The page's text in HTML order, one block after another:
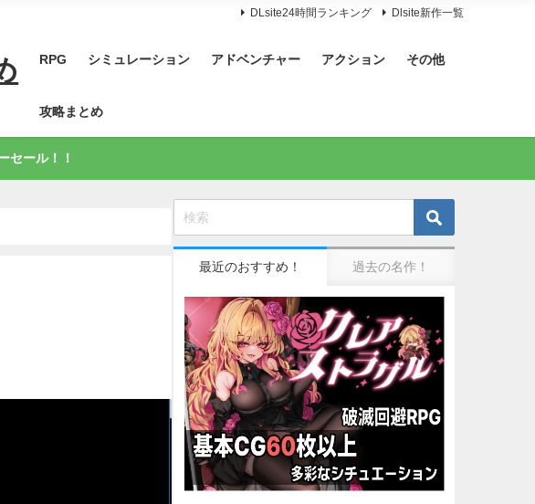
DLsite24時間ランキング Dlsite新作一覧
RPG シミュレーション アドベンチャー アクション その他
攻略まとめ
セール！！
最近のおすすめ！ 過去の名作！